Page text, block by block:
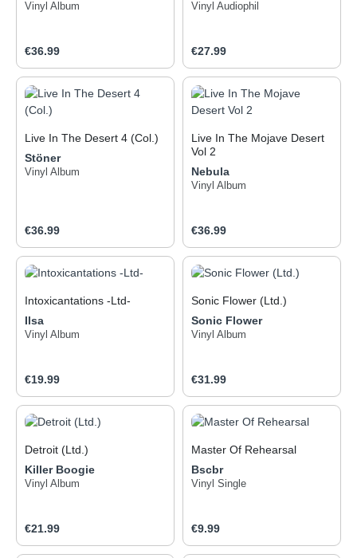
Vinyl Album
Regular price:
€36.99
Vinyl Audiophil
Regular price:
€27.99
Live In The Desert 4 (Col.)
Stöner
Vinyl Album
Regular price:
€36.99
Live In The Mojave Desert
Vol 2
Nebula
Vinyl Album
Regular price:
€36.99
Intoxicantations -Ltd-
Ilsa
Vinyl Album
Regular price:
€19.99
Sonic Flower (Ltd.)
Sonic Flower
Vinyl Album
Regular price:
€31.99
Detroit (Ltd.)
Killer Boogie
Vinyl Album
Regular price:
€21.99
Master Of Rehearsal
Bscbr
Vinyl Single
Regular price:
€9.99